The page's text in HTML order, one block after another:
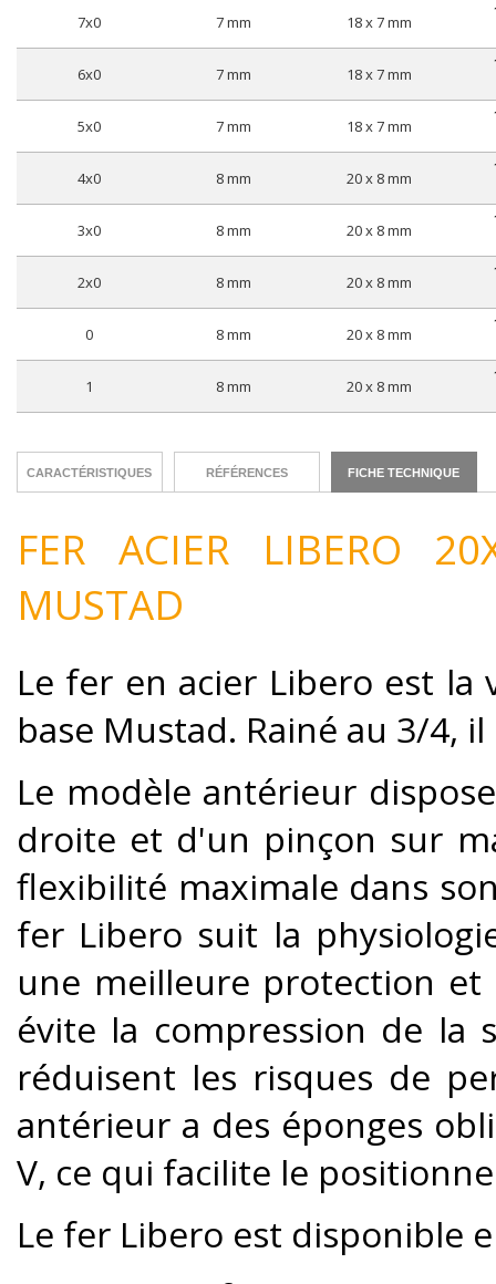
7x0 7 mm 18 x 7 mm
6x0 7 mm 18 x 7 mm
5x0 7 mm 18 x 7 mm
4x0 8 mm 20 x 8 mm
3x0 8 mm 20 x 8 mm
2x0 8 mm 20 x 8 mm
0 8 mm 20 x 8 mm
1 8 mm 20 x 8 mm
CARACTÉRISTIQUES RÉFÉRENCES FICHE TECHNIQUE
FER ACIER LIBERO
MUSTAD
Le fer en acier Libero est
base Mustad. Rainé au 3/4,
Le modèle antérieur
droite et d'un pinçon sur
flexibilité maximale dans
fer Libero suit la
une meilleure protection
évite la compression de la
réduisent les risques de
antérieur a des éponges
V, ce qui facilite le
Le fer Libero est disponible